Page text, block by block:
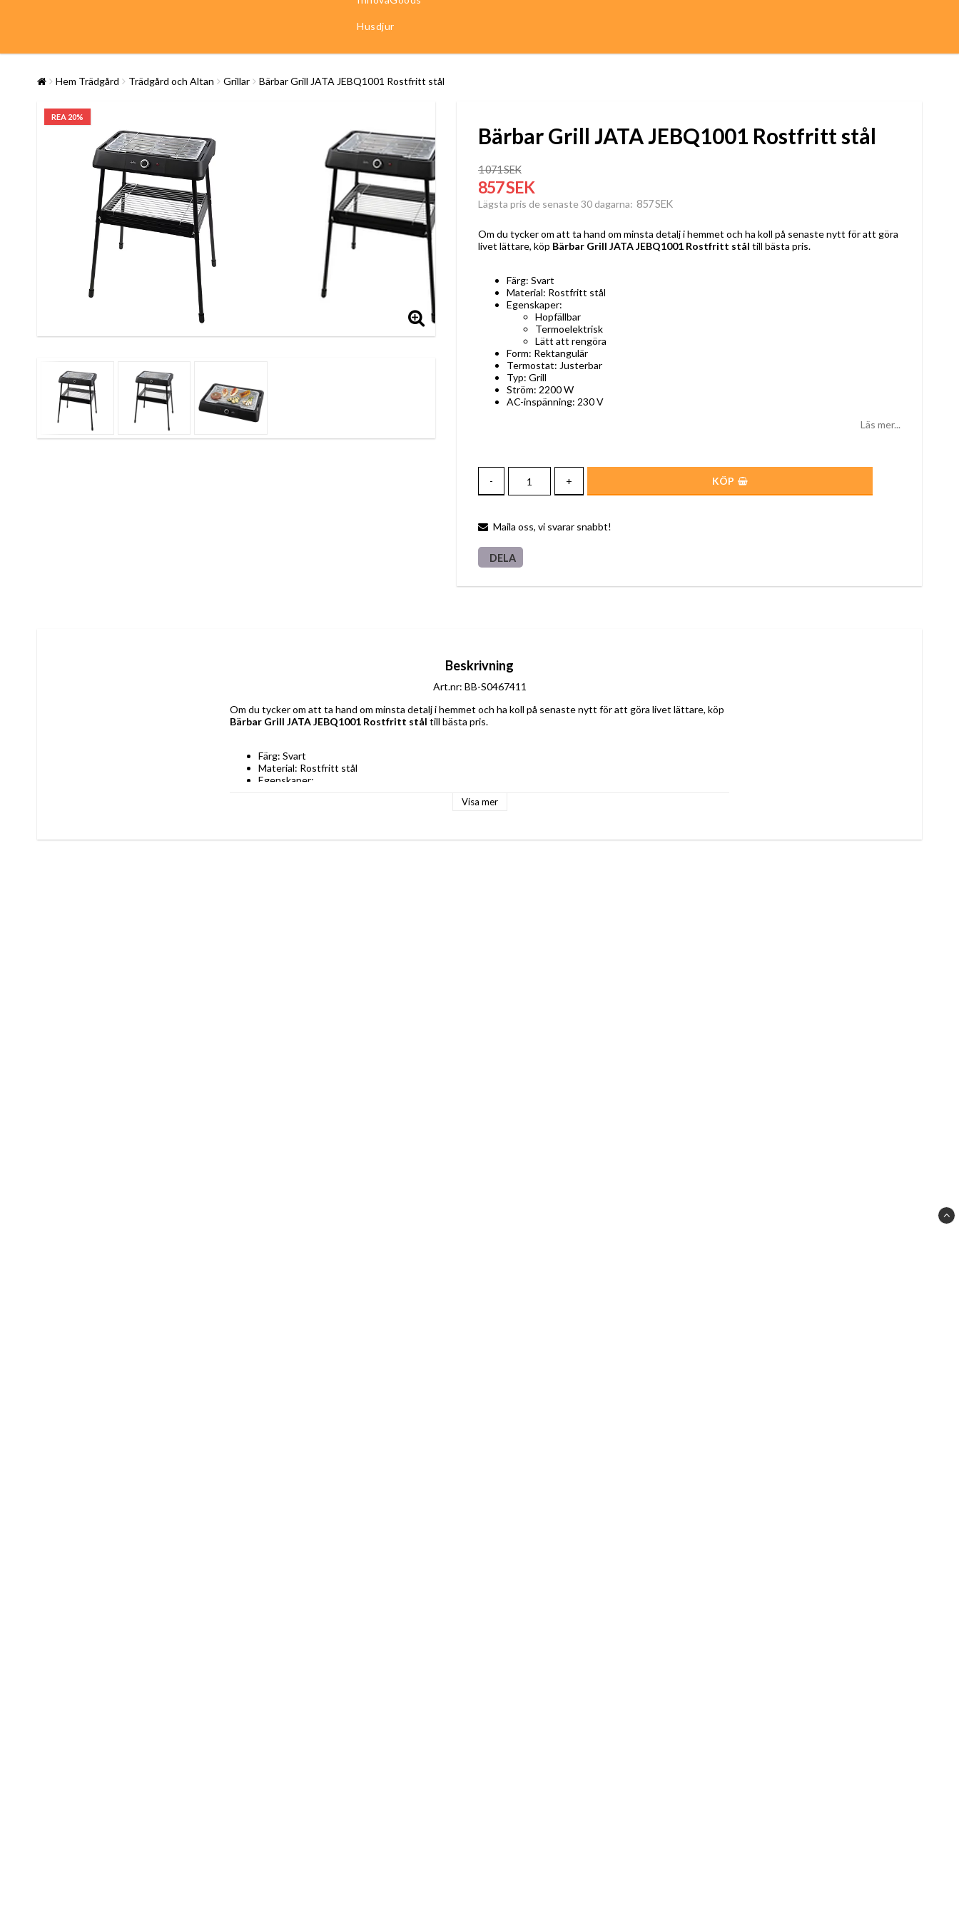
Husdjur
Hem Trädgård Trädgård och Altan Grillar Bärbar Grill JATA JEBQ1001 Rostfritt stål
REA 20%
Bärbar Grill JATA JEBQ1001 Rostfritt stål
1 071 SEK
857 SEK
Lägsta pris de senaste 30 dagarna 857 SEK
Om du tycker om att ta hand om minsta detalj i hemmet och ha koll på senaste nytt för att göra
livet lättare, köp Bärbar Grill JATA JEBQ1001 Rostfritt stål till bästa pris.
Färg: Svart
Material: Rostfritt stål
Egenskaper:
Hopfällbar
Termoelektrisk
Lätt att rengöra
Form: Rektangulär
Termostat: Justerbar
Typ: Grill
Ström: 2200 W
AC-inspänning: 230 V
Läs mer...
- + KÖP
Maila oss, vi svarar snabbt!
DELA
Beskrivning
Art.nr: BB-S0467411
Bärbar Grill JATA JEBQ1001 Rostfritt stål till bästa pris.
Färg: Svart
Material: Rostfritt stål
Egenskaper:
Termostat: Justerbar
Visa mer